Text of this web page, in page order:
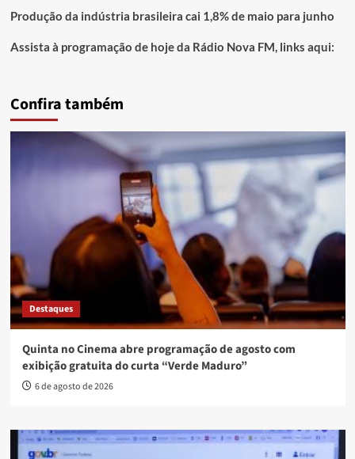
Produção da indústria brasileira cai 1,8% de maio para junho
Assista à programação de hoje da Rádio Nova FM, links aqui:
Confira também
Destaques
Quinta no Cinema abre programação de agosto com
exibição gratuita do curta “Verde Maduro”
6 de agosto de 2026